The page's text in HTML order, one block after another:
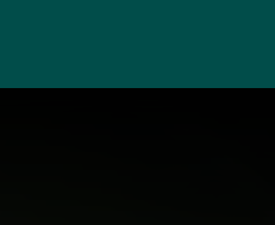
pointe acérée